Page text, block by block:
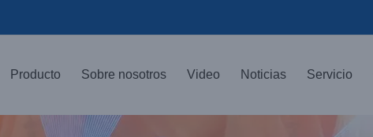
Producto Sobre nosotros Video Noticias Servicio